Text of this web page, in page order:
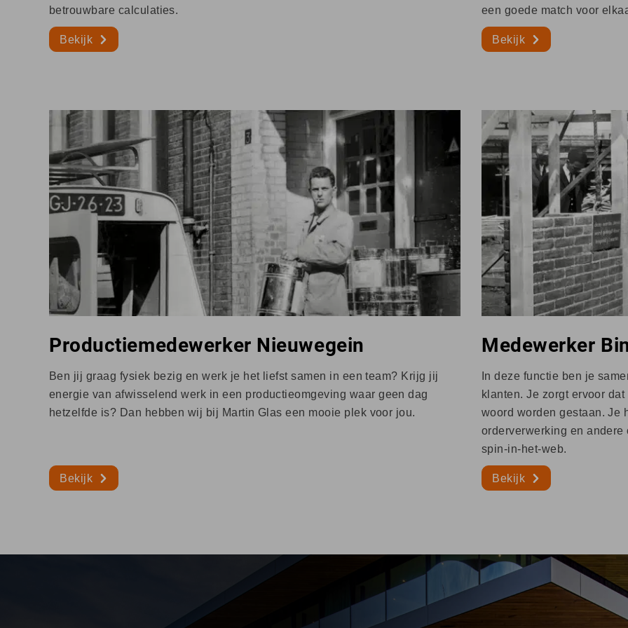
betrouwbare calculaties.
Bekijk
een goede match voor
Bekijk
Productiemedewerker Nieuwegein
Ben jij graag fysiek bezig en werk je het liefst samen in een team? Krijg jij
energie van afwisselend werk in een productieomgeving waar geen dag
hetzelfde is? Dan hebben wij bij Martin Glas een mooie plek voor jou.
Bekijk
Medewerker
In deze functie ben je
klanten. Je zorgt ervoor
woord worden gestaan. Je
orderverwerking en
spin-in-het-web.
Bekijk